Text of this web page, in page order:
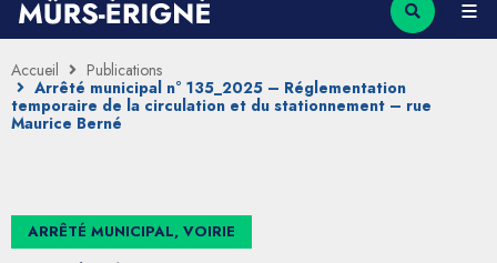
Accueil
Publications
Arrêté municipal n° 135_2025 – Réglementation
temporaire de la circulation et du stationnement – rue
Maurice Berné
ARRÊTÉ MUNICIPAL, VOIRIE